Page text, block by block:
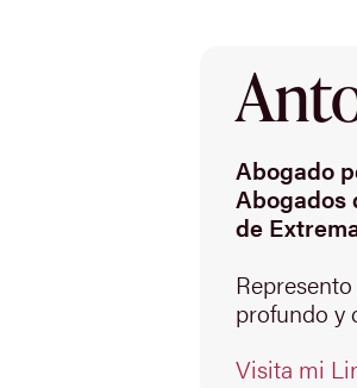
Abogado
Abogados
de
profundo y
Visita mi